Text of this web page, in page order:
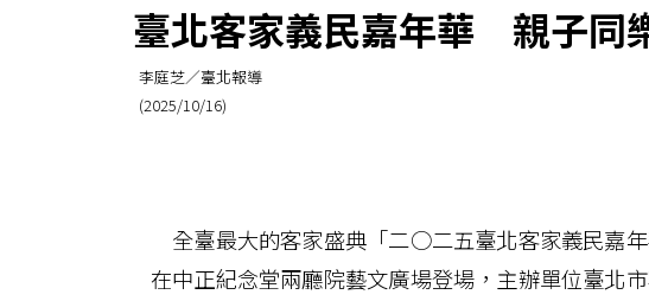
臺北客家義民嘉年華 親子同
李庭芝／臺北報導
(2025/10/16)
全臺最大的客家盛典「二○二五臺北客家義民嘉
在中正紀念堂兩廳院藝文廣場登場，主辦單位臺北